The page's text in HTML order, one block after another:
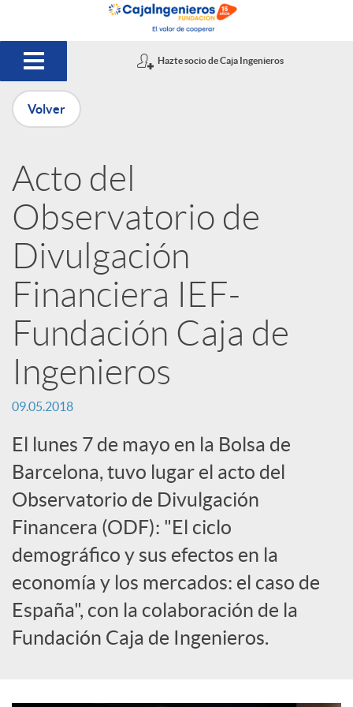
Saltar al contenido principal
Hazte socio de Caja Ingenieros
u
b
l
i
c
a
d
o
r
d
Volver
Acto del
Observatorio de
Divulgación
Financiera IEF-
Fundación Caja de
Ingenieros
09.05.2018
El lunes 7 de mayo en la Bolsa de
Barcelona, tuvo lugar el acto del
Observatorio de Divulgación
Financera (ODF): "El ciclo
demográfico y sus efectos en la
economía y los mercados: el caso de
España", con la colaboración de la
Fundación Caja de Ingenieros.